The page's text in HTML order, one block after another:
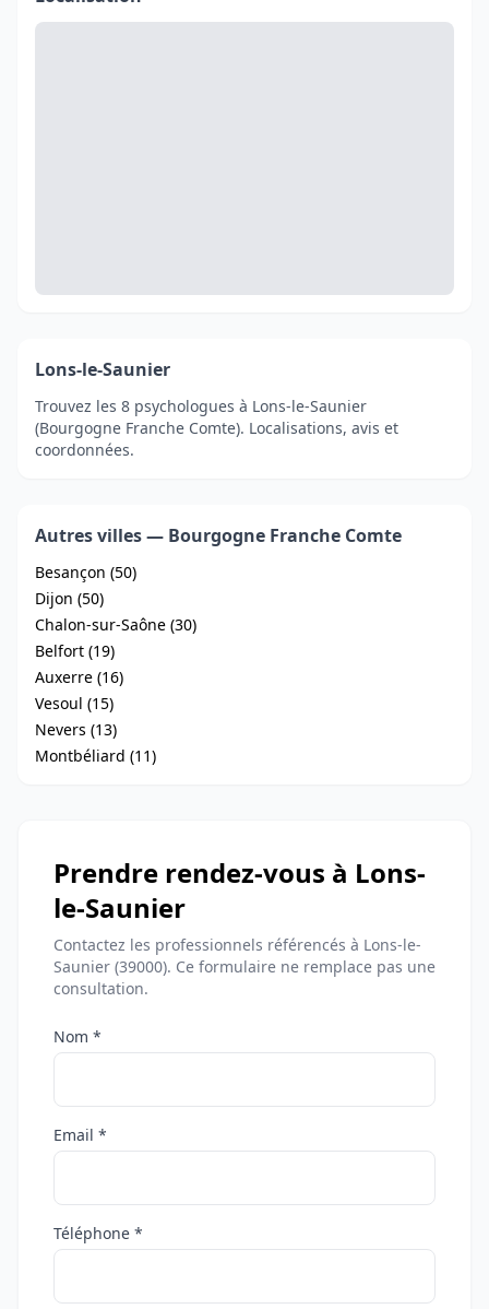
Lons-le-Saunier
Trouvez les 8 psychologues à Lons-le-Saunier
(Bourgogne Franche Comte). Localisations, avis et
coordonnées.
Autres villes — Bourgogne Franche Comte
Besançon (50)
Dijon (50)
Chalon-sur-Saône (30)
Belfort (19)
Auxerre (16)
Vesoul (15)
Nevers (13)
Montbéliard (11)
Prendre rendez-vous à Lons-
le-Saunier
Contactez les professionnels référencés à Lons-le-
Saunier (39000). Ce formulaire ne remplace pas une
consultation.
Nom *
Email *
Téléphone *